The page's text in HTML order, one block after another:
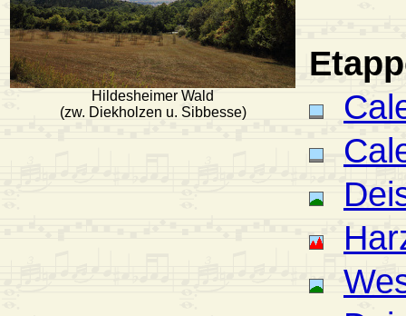
Hildesheimer Wald
(zw. Diekholzen u. Sibbesse)